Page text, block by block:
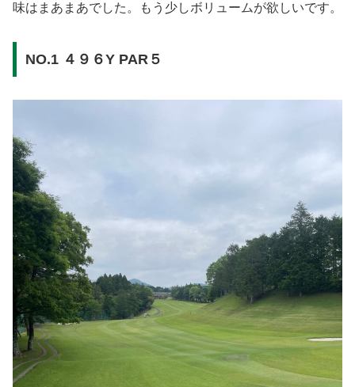
味はまあまあでした。もう少しボリュームが欲しいです。
NO.1 ４９６Y PAR５